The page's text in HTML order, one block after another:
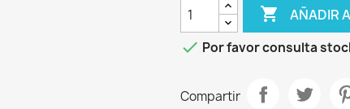
 AÑADIR
 Por favor consulta
Compartir